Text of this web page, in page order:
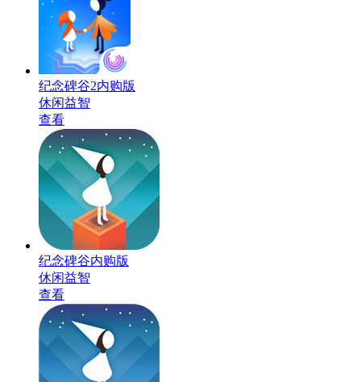
纪念碑谷2内购版
休闲益智
查看
纪念碑谷内购版
休闲益智
查看